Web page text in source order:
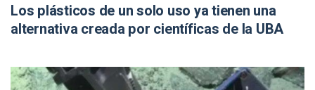
Los plásticos de un solo uso ya tienen una
alternativa creada por científicas de la UBA